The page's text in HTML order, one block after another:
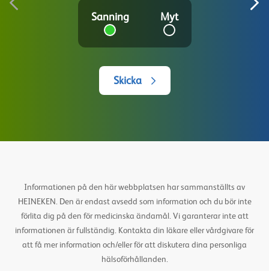
Sanning Myt
Skicka
Informationen på den här webbplatsen har sammanställts av
HEINEKEN. Den är endast avsedd som information och du bör inte
förlita dig på den för medicinska ändamål. Vi garanterar inte att
informationen är fullständig. Kontakta din läkare eller vårdgivare för
att få mer information och/eller för att diskutera dina personliga
hälsoförhållanden.